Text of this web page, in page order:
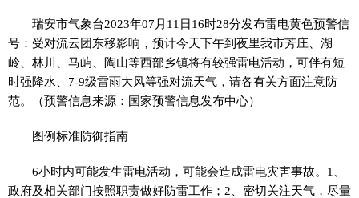
瑞安市气象台2023年07月11日16时28分发布雷电黄色预警信
号：受对流云团东移影响，预计今天下午到夜里我市芳庄、湖
岭、林川、马屿、陶山等西部乡镇将有较强雷电活动，可伴有短
时强降水、7-9级雷雨大风等强对流天气，请各有关方面注意防
范。（预警信息来源：国家预警信息发布中心）
图例标准防御指南
6小时内可能发生雷电活动，可能会造成雷电灾害事故。1、
政府及相关部门按照职责做好防雷工作；2、密切关注天气，尽量